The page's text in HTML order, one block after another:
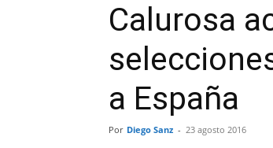
Calurosa
a España
Por Diego Sanz - 23 agosto 2016